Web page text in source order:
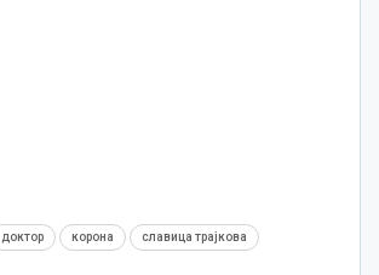
доктор корона славица трајкова